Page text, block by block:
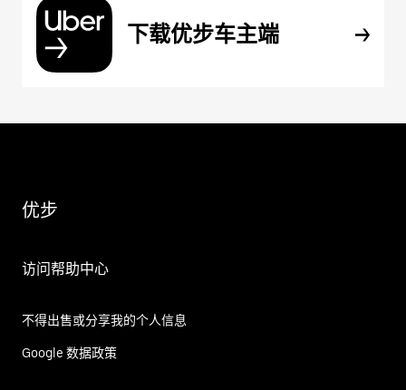
下载优步车主端
优步
访问帮助中心
不得出售或分享我的个人信息
Google 数据政策